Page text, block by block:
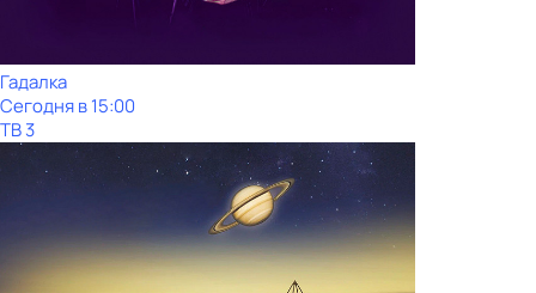
Гадалка
Сегодня в 15:00
ТВ 3